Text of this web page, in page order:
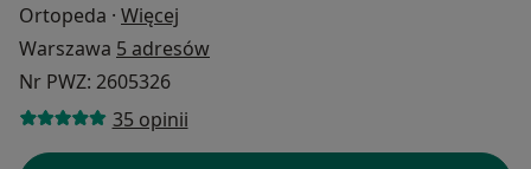
Ortopeda · Więcej
Warszawa 5 adresów
Nr PWZ: 2605326
35 opinii